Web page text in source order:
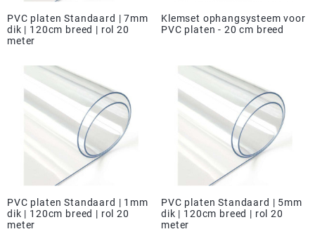
PVC platen Standaard | 7mm
dik | 120cm breed | rol 20
meter
Klemset ophangsysteem voor
PVC platen - 20 cm breed
PVC platen Standaard | 1mm
dik | 120cm breed | rol 20
meter
PVC platen Standaard | 5mm
dik | 120cm breed | rol 20
meter